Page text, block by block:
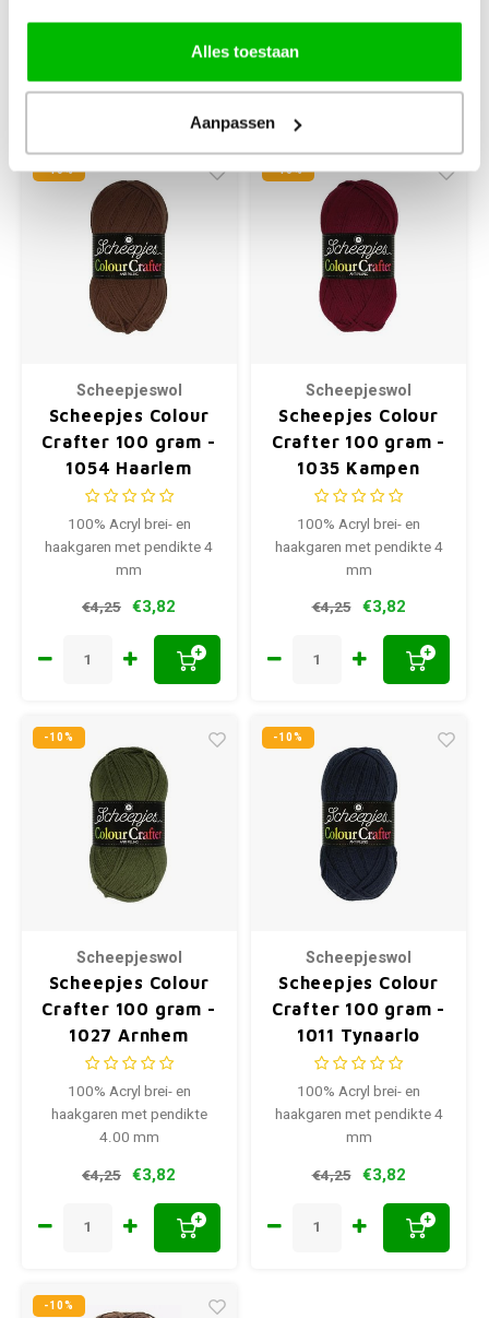
Alles toestaan
Aanpassen
+ +
-10%
Scheepjeswol
Scheepjes Colour
Crafter 100 gram -
1054 Haarlem
100% Acryl brei- en
haakgaren met pendikte 4
mm
€4,25 €3,82
+
-10%
Scheepjeswol
Scheepjes Colour
Crafter 100 gram -
1035 Kampen
100% Acryl brei- en
haakgaren met pendikte 4
mm
€4,25 €3,82
+
-10%
Scheepjeswol
Scheepjes Colour
Crafter 100 gram -
1027 Arnhem
100% Acryl brei- en
haakgaren met pendikte
4.00 mm
€4,25 €3,82
+
-10%
Scheepjeswol
Scheepjes Colour
Crafter 100 gram -
1011 Tynaarlo
100% Acryl brei- en
haakgaren met pendikte 4
mm
€4,25 €3,82
+
-10%